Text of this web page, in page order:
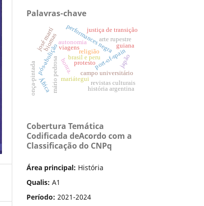
Palavras-chave
protesto
campo universitário
brasil e peru
mário pedrosa mariátegui
port-of-spain
pós-abolição
performances negra
revistas culturais
história argentina
religião
viagens
japão
justiça de transição
guiana
autonomia
honra.
biomas
onça-pintada
josé martí arte rupestre
África
Cobertura Temática
Codificada deAcordo com a
Classificação do CNPq
Área principal: História
Qualis: A1
Período: 2021-2024